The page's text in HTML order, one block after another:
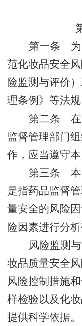
第一条
范化妆品安全
险监测与评价
理条例》等法规
第二条
监督管理部门
作，应当遵守本
第三条
是指药品监督
量安全的风险
险因素进行分
风险监测
妆品质量安全
风险控制措施
样检验以及化
提供科学依据。